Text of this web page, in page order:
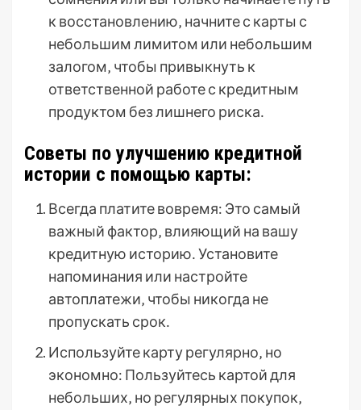
к восстановлению‚ начните с карты с
небольшим лимитом или небольшим
залогом‚ чтобы привыкнуть к
ответственной работе с кредитным
продуктом без лишнего риска․
Советы по улучшению кредитной
истории с помощью карты:
Всегда платите вовремя: Это самый
важный фактор‚ влияющий на вашу
кредитную историю․ Установите
напоминания или настройте
автоплатежи‚ чтобы никогда не
пропускать срок․
Используйте карту регулярно‚ но
экономно: Пользуйтесь картой для
небольших‚ но регулярных покупок‚